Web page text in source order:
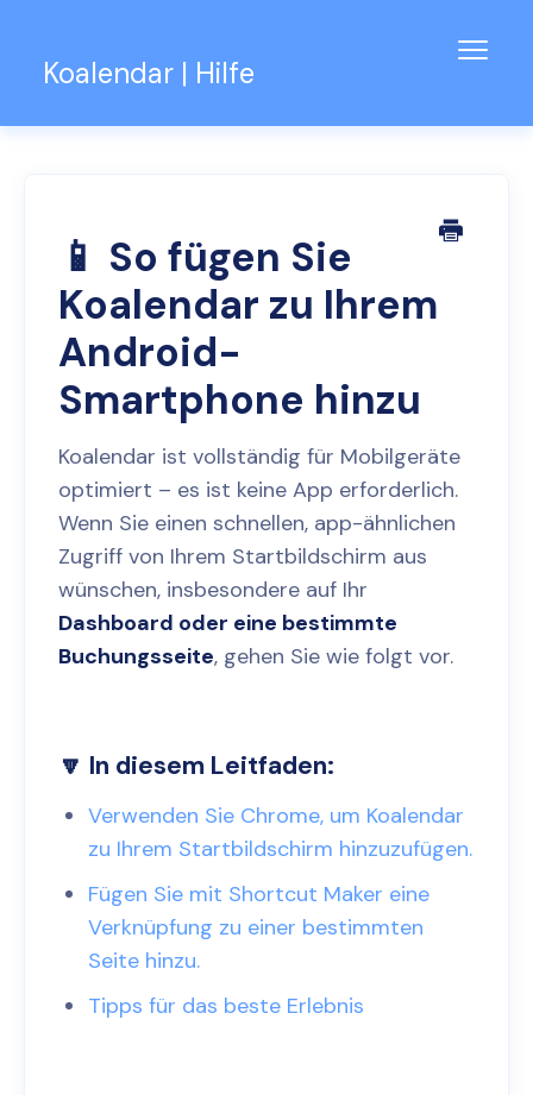
Koalendar | Hilfe
Kontakt
📱 So fügen Sie
Koalendar zu Ihrem
Android-
Smartphone hinzu
Koalendar ist vollständig für Mobilgeräte
optimiert – es ist keine App erforderlich.
Wenn Sie einen schnellen, app-ähnlichen
Zugriff von Ihrem Startbildschirm aus
wünschen, insbesondere auf Ihr
Dashboard oder eine bestimmte
Buchungsseite, gehen Sie wie folgt vor.
🔽 In diesem Leitfaden:
Verwenden Sie Chrome, um Koalendar
zu Ihrem Startbildschirm hinzuzufügen.
Fügen Sie mit Shortcut Maker eine
Verknüpfung zu einer bestimmten
Seite hinzu.
Tipps für das beste Erlebnis